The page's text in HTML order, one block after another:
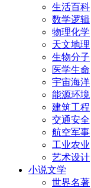
生活百科
数学逻辑
物理化学
天文地理
生物分子
医学生命
宇宙海洋
能源环境
建筑工程
交通安全
航空军事
工业农业
艺术设计
小说文学
世界名著